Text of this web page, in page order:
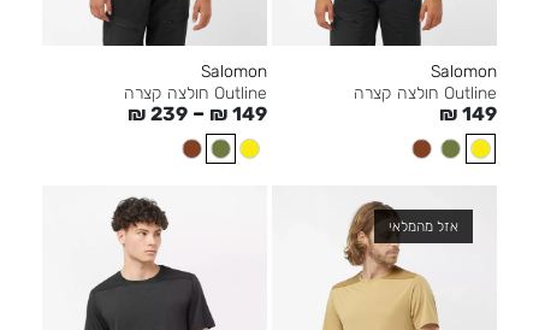
Salomon
Outline חולצה קצרה
₪ 149
Salomon
Outline חולצה קצרה
₪ 149
–
₪ 239
אזל מהמלאי